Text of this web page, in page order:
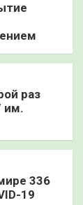
раз
им.
336
19